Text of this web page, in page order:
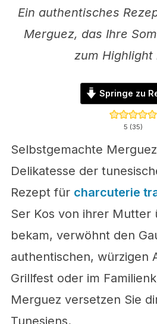
Ein authentisches
Merguez, das Ihre
zum Highlight
Springe zu
5 (35)
Selbstgemachte
Delikatesse der
Rezept für charcuterie
Ser Kos von ihrer Mutter
bekam, verwöhnt den
authentischen, würzigen
Grillfest oder im
Merguez versetzen Sie
Tunesiens.